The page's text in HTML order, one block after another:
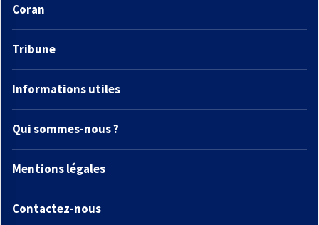
Coran
Tribune
Informations utiles
Qui sommes-nous ?
Mentions légales
Contactez-nous